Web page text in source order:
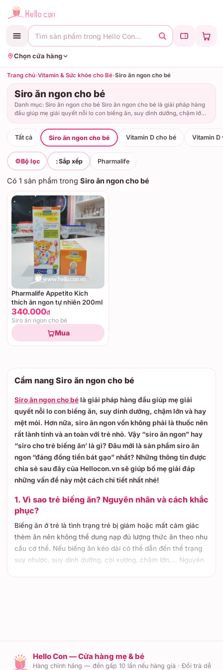
Tìm sản phẩm trong Hello Con…
Chọn cửa hàng
Trang chủ›Vitamin & Sức khỏe cho Bé›Siro ăn ngon cho bé
Siro ăn ngon cho bé
Danh mục: Siro ăn ngon cho bé Siro ăn ngon cho bé là giải pháp hàng
đầu giúp mẹ giải quyết nỗi lo con biếng ăn, suy dinh dưỡng, chậm lớn
và hay mệt mỏi.
Tất cả Siro ăn ngon cho bé Vitamin D cho bé Vitamin D
⚙️Bộ lọc ↕️Sắp xếp Pharmalife
Có 1 sản phẩm trong Siro ăn ngon cho bé
Pharmalife Appetito Kích
thích ăn ngon tự nhiên 200ml
340.000đ
Siro ăn ngon cho bé
Mua
Cẩm nang Siro ăn ngon cho bé
Siro ăn ngon cho bélà giải pháp hàng đầu giúp mẹ giải
quyết nỗi lo con biếng ăn, suy dinh dưỡng, chậm lớn và hay
mệt mỏi. Hơn nữa, siro ăn ngon vốn không phải là thuốc nên
rất lành tính và an toàn với trẻ nhỏ. Vậy “siro ăn ngon” hay
“siro cho trẻ biếng ăn’ là gì? Đâu mới là sản phẩm siro ăn
ngon “đáng đồng tiền bát gạo” nhất? Những thông tin được
chia sẻ sau đây của Hellocon.vn sẽ giúp bố mẹ giải đáp
những vấn đề này một cách chi tiết nhất nhé!
1. Vì sao trẻ biếng ăn? Nguyên nhân và cách khắc
phục?
Biếng ăn ở trẻ là tình trạng trẻ bị giảm hoặc mất cảm giác
thèm ăn nên không thể dung nạp đủ lượng thức ăn theo nhu
cầu cơ thể. Nếu biếng ăn kéo dài có thể dẫn đến thể trạng
suy nhược, suy dinh dưỡng, còi xương, chậm lớn,... Nguyên
Bị bệnh: Đây là một trong những nguyên nhân khiến trẻ
Hello Con — Cửa hàng mẹ & bé
Hàng chính hãng — đền gấp 10 lần nếu hàng giả · Đổi trả dễ